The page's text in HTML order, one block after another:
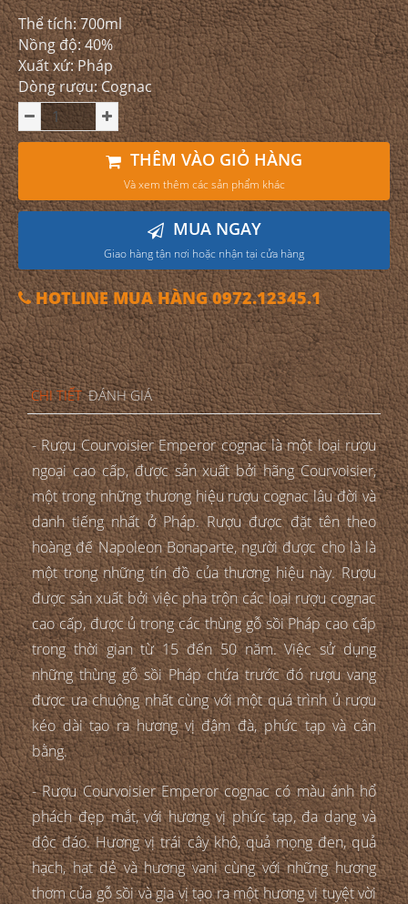
Thể tích: 700ml
Nồng độ: 40%
Xuất xứ: Pháp
Dòng rượu: Cognac
THÊM VÀO GIỎ HÀNG
Và xem thêm các sản phẩm khác
MUA NGAY
Giao hàng tận nơi hoặc nhận tại cửa hàng
HOTLINE MUA HÀNG 0972.12345.1
CHI TIẾT ĐÁNH GIÁ
- Rượu Courvoisier Emperor cognac là một loại rượu
ngoại cao cấp, được sản xuất bởi hãng Courvoisier,
một trong những thương hiệu rượu cognac lâu đời và
danh tiếng nhất ở Pháp. Rượu được đặt tên theo
hoàng đế Napoleon Bonaparte, người được cho là là
một trong những tín đồ của thương hiệu này. Rượu
được sản xuất bởi việc pha trộn các loại rượu cognac
cao cấp, được ủ trong các thùng gỗ sồi Pháp cao cấp
trong thời gian từ 15 đến 50 năm. Việc sử dụng
những thùng gỗ sồi Pháp chứa trước đó rượu vang
được ưa chuộng nhất cùng với một quá trình ủ rượu
kéo dài tạo ra hương vị đậm đà, phức tạp và cân
bằng.
- Rượu Courvoisier Emperor cognac có màu ánh hổ
phách đẹp mắt, với hương vị phức tạp, đa dạng và
độc đáo. Hương vị trái cây khô, quả mọng đen, quả
hạch, hạt dẻ và hương vani cùng với những hương
thơm của gỗ sồi và gia vị tạo ra một hương vị tuyệt vời